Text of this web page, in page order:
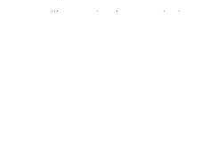
meilleur prix. Les